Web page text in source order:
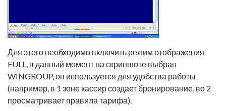
Для этого необходимо включить режим отображения
FULL, в данный момент на скриншоте выбран
WINGROUP, он используется для удобства работы
(например, в 1 зоне кассир создает бронирование, во 2
просматривает правила тарифа).